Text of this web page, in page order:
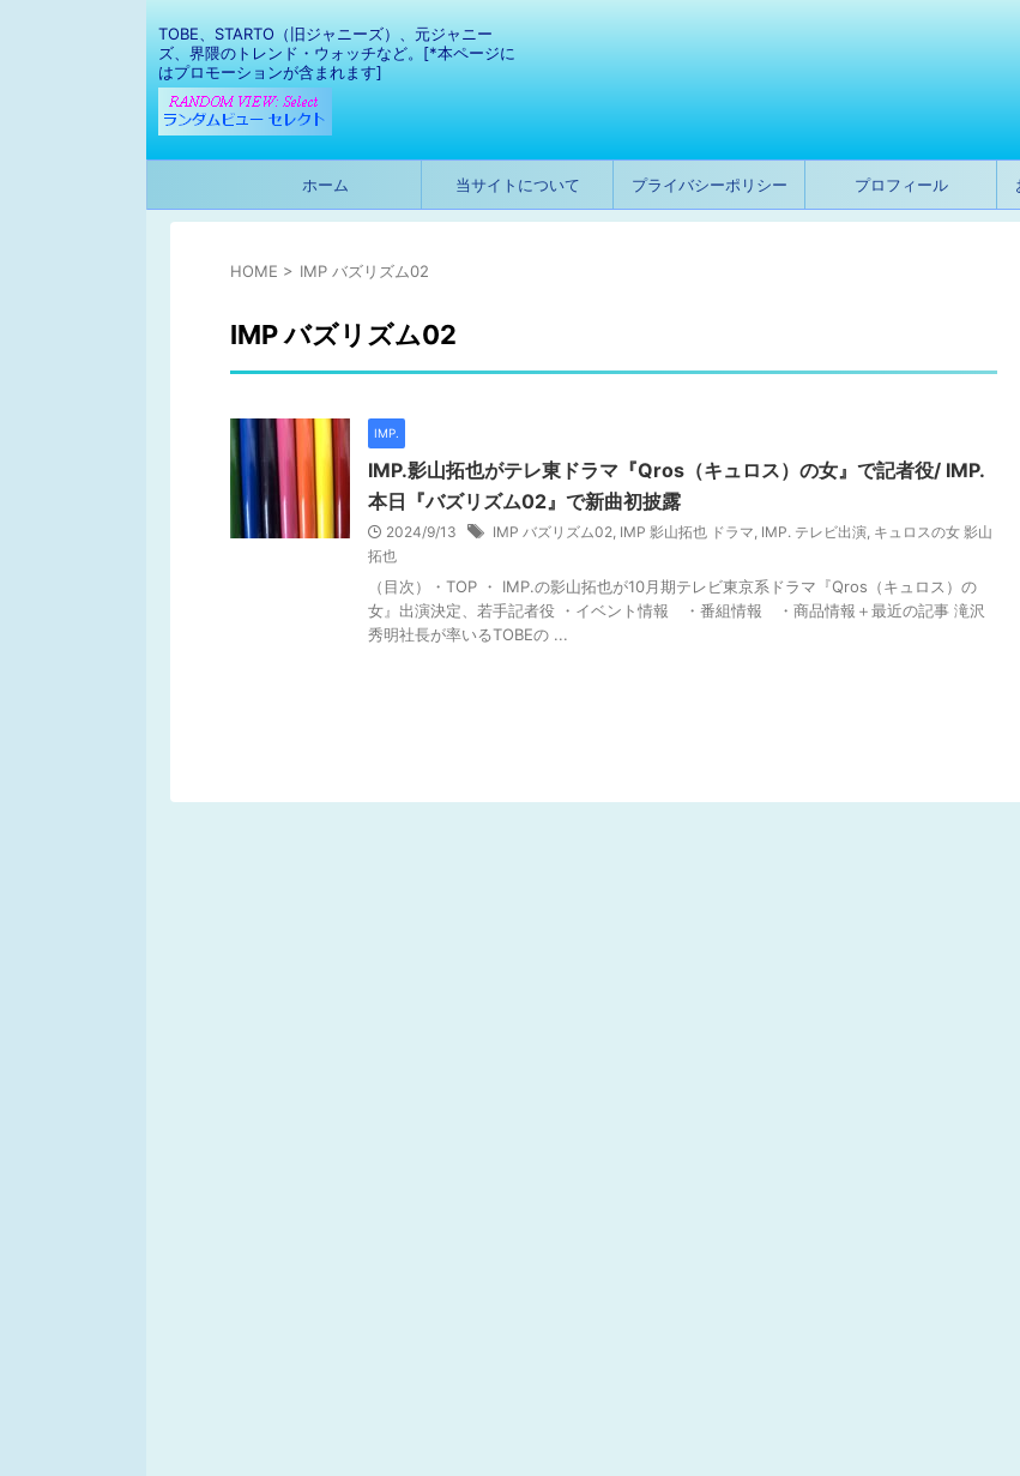
TOBE、STARTO（旧ジャニーズ）、元ジャニー
ズ、界隈のトレンド・ウォッチなど。[*本ページに
はプロモーションが含まれます]
ホーム 当サイトについて プライバシーポリシー プロフィール
HOME > IMP バズリズム02
IMP バズリズム02
IMP.
IMP.影山拓也がテレ東ドラマ『Qros（キュロス）の女』で記者役/ IMP.
本日『バズリズム02』で新曲初披露
2024/9/13 IMP バズリズム02, IMP 影山拓也 ドラマ, IMP. テレビ出演, キュロスの女 影山
拓也
（目次）・TOP ・ IMP.の影山拓也が10月期テレビ東京系ドラマ『Qros（キュロス）の
女』出演決定、若手記者役 ・イベント情報 ・番組情報 ・商品情報＋最近の記事 滝沢
秀明社長が率いるTOBEの ...